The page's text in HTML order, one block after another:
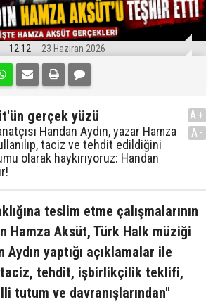
12:12 23 Haziran 2026
gerçek yüzü
Handan Aydın, yazar Hamza
taciz ve tehdit edildiğini
olarak haykırıyoruz: Handan
A+
A-
teslim etme çalışmalarının
Hamza Aksüt, Türk Halk müziği
Aydın yaptığı açıklamalar ile
tehdit, işbirlikçilik teklifi,
tutum ve davranışlarından"